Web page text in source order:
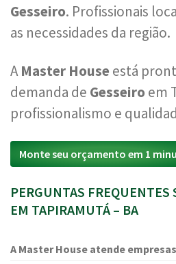
Gesseiro. Profissionais
as necessidades da região.
AMaster House está
demanda de Gesseiro em
profissionalismo e
Monte seu orçamento em 1
PERGUNTAS FREQUENTES
EM TAPIRAMUTÁ – BA
A Master House atende